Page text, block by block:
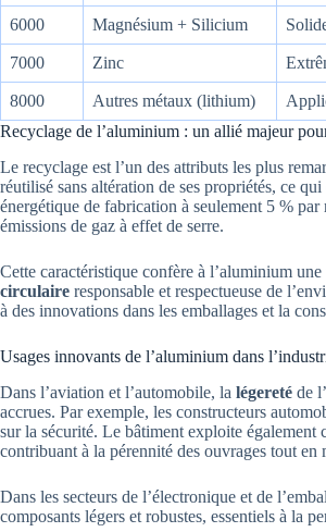
6000 Magnésium + Silicium
7000 Zinc
8000 Autres métaux (lithium)
Recyclage de l’aluminium : un allié majeur
Le recyclage est l’un des attributs les plus
réutilisé sans altération de ses propriétés, ce
énergétique de fabrication à seulement 5 %
émissions de gaz à effet de serre.
Cette caractéristique confère à l’aluminium
circulaire responsable et respectueuse de
à des innovations dans les emballages et la
Usages innovants de l’aluminium dans
Dans l’aviation et l’automobile, la légereté de
accrues. Par exemple, les constructeurs
sur la sécurité. Le bâtiment exploite également
contribuant à la pérennité des ouvrages tout en
Dans les secteurs de l’électronique et de
composants légers et robustes, essentiels à la